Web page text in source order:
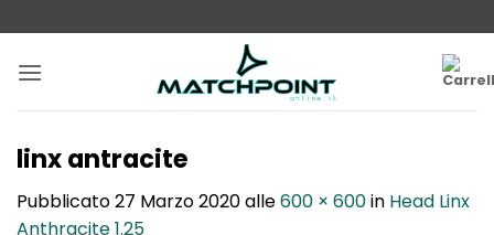
ai
contenuti
linx antracite
Pubblicato27 Marzo 2020alle600 × 600in Head Linx
Anthracite 1.25